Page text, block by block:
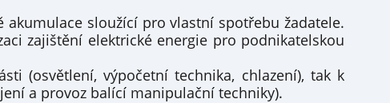
sloužící pro vlastní spotřebu žadatele.
zajištění elektrické energie pro podnikatelskou
(osvětlení, výpočetní technika, chlazení), tak k
a provoz balící manipulační techniky).